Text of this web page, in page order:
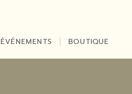
ÉVÉNEMENTS BOUTIQUE